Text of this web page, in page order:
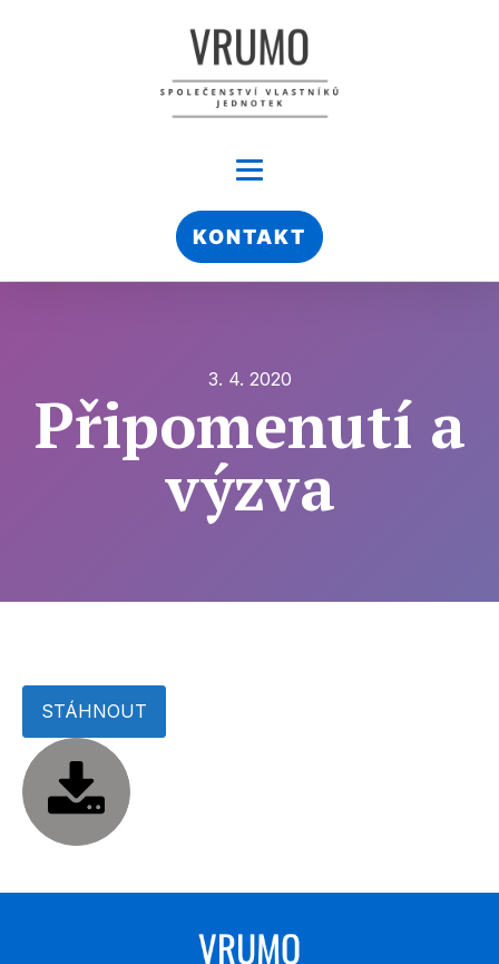
KONTAKT
3. 4. 2020
Připomenutí a
výzva
STÁHNOUT